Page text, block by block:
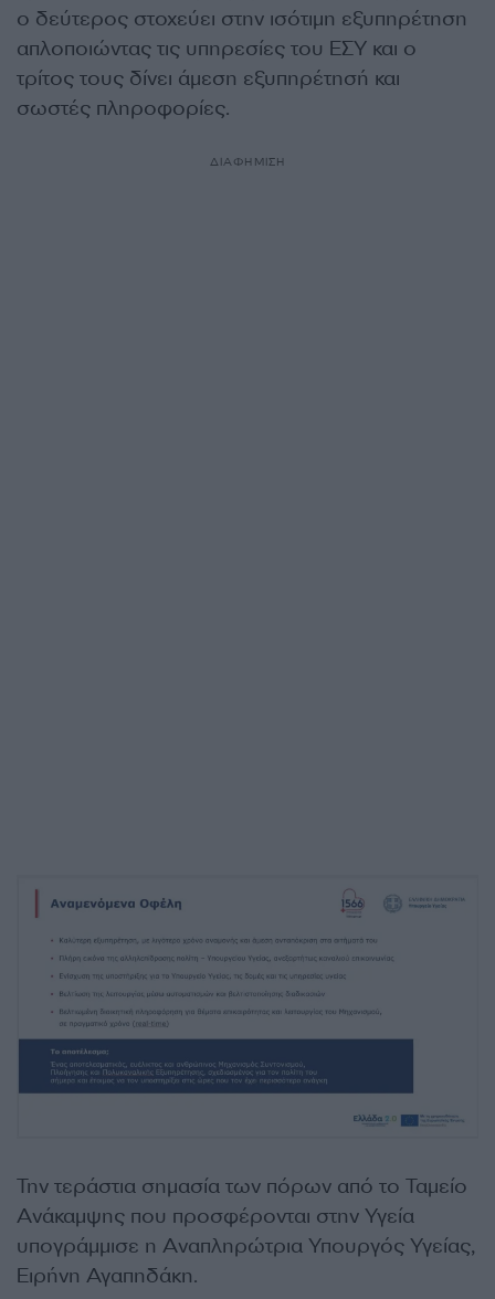
ο δεύτερος στοχεύει στην ισότιμη εξυπηρέτηση
απλοποιώντας τις υπηρεσίες του ΕΣΥ και ο
τρίτος τους δίνει άμεση εξυπηρέτησή και
σωστές πληροφορίες.
ΔΙΑΦΗΜΙΣΗ
Την τεράστια σημασία των πόρων από το Ταμείο
Ανάκαμψης που προσφέρονται στην Υγεία
υπογράμμισε η Αναπληρώτρια Υπουργός Υγείας,
Ειρήνη Αγαπηδάκη.